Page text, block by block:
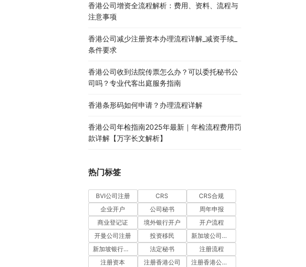
香港公司增资全流程解析：费用、资料、流程与
注意事项
香港公司减少注册资本办理流程详解_减资手续_
条件要求
香港公司收到法院传票怎么办？可以委托秘书公
司吗？专业代客出庭服务指南
香港条形码如何申请？办理流程详解
香港公司年检指南2025年最新｜年检流程费用罚
款详解【万字长文解析】
热门标签
BVI公司注册 CRS
CRS合规
企业开户
公司秘书
周年申报
商业登记证
境外银行开户
开户流程
开曼公司注册
投资移民
新加坡公司注册
新加坡银行开户
法定秘书
注册流程
注册资本
注册香港公司
注册香港公司流程